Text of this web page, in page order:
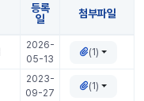
등록
일
첨부파일
2026-
05-13
(1)
2023-
09-27
(1)